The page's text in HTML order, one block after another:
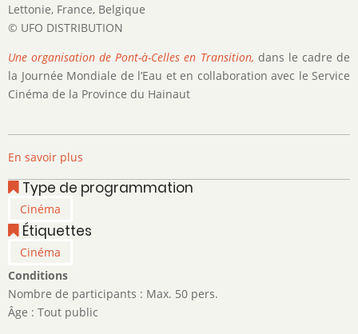
Lettonie, France, Belgique
© UFO DISTRIBUTION
Une organisation de Pont-à-Celles en Transition, dans le cadre de
la Journée Mondiale de l’Eau et en collaboration avec le Service
Cinéma de la Province du Hainaut
En savoir plus
Flow.
Le
qui
peur
de
Type de programmation
Cinéma
Étiquettes
Cinéma
Conditions
Nombre de participants : Max. 50 pers.
Âge : Tout public